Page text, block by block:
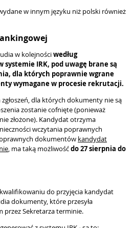
w innym języku niż polski również
w kolejnościwedług
systemie IRK, pod uwagę brane są
dla których poprawnie wgrane
wymagane w procesie rekrutacji.
dla których dokumenty nie są
zostanie cofnięte (ponieważ
złożone). Kandydat otrzyma
wczytania poprawnych
dokumentów kandydat
, ma taką możliwośćdo 27 sierpnia do
do przyjęcia kandydat
dokumenty, które przesyła
przez Sekretarza terminie.